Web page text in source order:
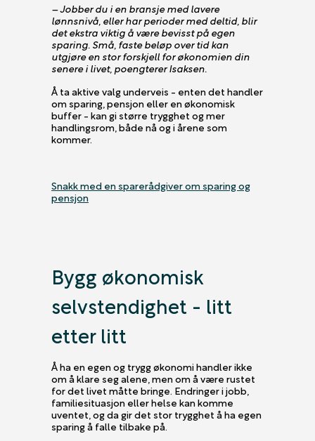
– Jobber du i en bransje med lavere
lønnsnivå, eller har perioder med deltid, blir
det ekstra viktig å være bevisst på egen
sparing. Små, faste beløp over tid kan
utgjøre en stor forskjell for økonomien din
senere i livet, poengterer Isaksen.
Å ta aktive valg underveis - enten det handler
om sparing, pensjon eller en økonomisk
buffer - kan gi større trygghet og mer
handlingsrom, både nå og i årene som
kommer.
Snakk med en sparerådgiver om sparing og
pensjon
Bygg økonomisk
selvstendighet - litt
etter litt
Å ha en egen og trygg økonomi handler ikke
om å klare seg alene, men om å være rustet
for det livet måtte bringe. Endringer i jobb,
familiesituasjon eller helse kan komme
uventet, og da gir det stor trygghet å ha egen
sparing å falle tilbake på.